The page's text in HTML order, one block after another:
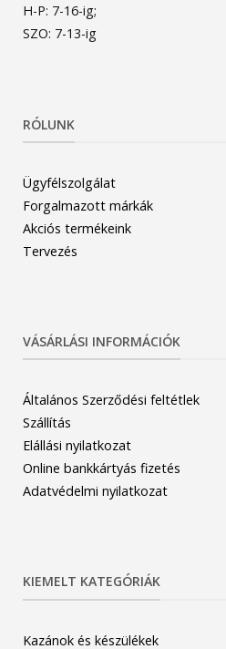
H-P: 7-16-ig;
SZO: 7-13-ig
RÓLUNK
Ügyfélszolgálat
Forgalmazott márkák
Akciós termékeink
Tervezés
VÁSÁRLÁSI INFORMÁCIÓK
Általános Szerződési feltétlek
Szállítás
Elállási nyilatkozat
Online bankkártyás fizetés
Adatvédelmi nyilatkozat
KIEMELT KATEGÓRIÁK
Kazánok és készülékek